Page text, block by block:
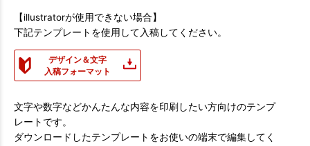
【illustratorが使用できない場合】
下記テンプレートを使用して入稿してください。
デザイン＆文字
入稿フォーマット
文字や数字などかんたんな内容を印刷したい方向けのテンプ
レートです。
ダウンロードしたテンプレートをお使いの端末で編集してく